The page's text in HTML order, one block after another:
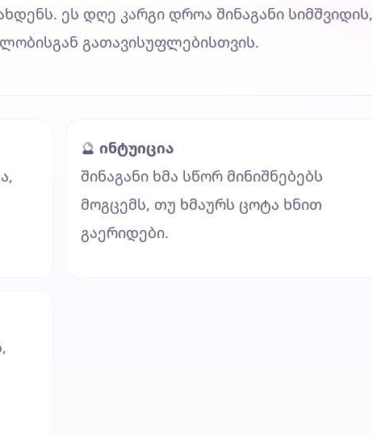
ეს დღე კარგი დროა შინაგანი სიმშვიდის,
გათავისუფლებისთვის.
🔮 ინტუიცია
შინაგანი ხმა სწორ მინიშნებებს
მოგცემს, თუ ხმაურს ცოტა ხნით
გაერიდები.